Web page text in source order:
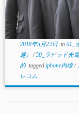
2018年5月23日in 01_
越）/50_ラピッド光
的 tagged iphone内線/
レコム